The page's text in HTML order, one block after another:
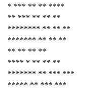
* *** ** ** ****
** *** ** ** **
******** ** ** **
******* ** ** **
** ** ** **
**** * ** ** **
******* ** *** ***
***** ** *** ***